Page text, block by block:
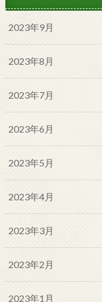
2023年9月
2023年8月
2023年7月
2023年6月
2023年5月
2023年4月
2023年3月
2023年2月
2023年1月